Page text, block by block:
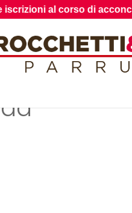
al corso di acconciatura